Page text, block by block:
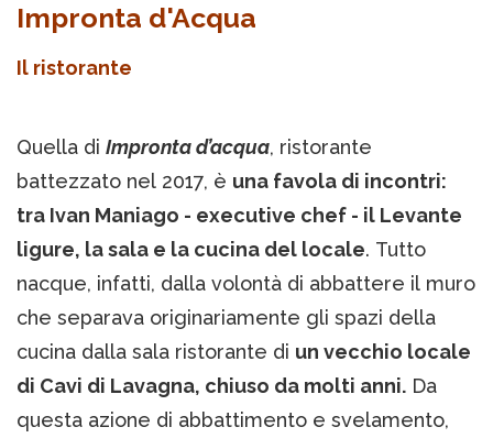
Impronta d'Acqua
Il ristorante
Quella di Impronta d’acqua, ristorante
battezzato nel 2017, è una favola di incontri:
tra Ivan Maniago - executive chef - il Levante
ligure, la sala e la cucina del locale. Tutto
nacque, infatti, dalla volontà di abbattere il muro
che separava originariamente gli spazi della
cucina dalla sala ristorante di un vecchio locale
di Cavi di Lavagna, chiuso da molti anni. Da
questa azione di abbattimento e svelamento,